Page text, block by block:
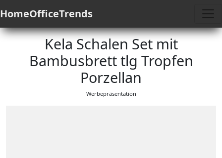
HomeOfficeTrends
Kela Schalen Set mit
Bambusbrett tlg Tropfen
Porzellan
Werbepräsentation